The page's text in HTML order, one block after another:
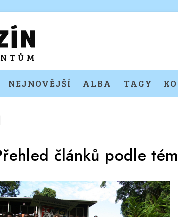
NEJNOVĚJŠÍ ALBA TAGY
článků podle